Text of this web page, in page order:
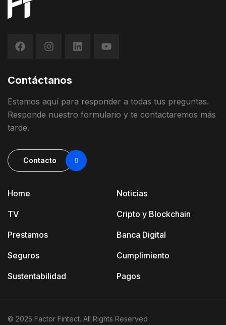
Home
TV
Prestamos
Seguros
Sustentabilidad
Noticias
Cripto y Blockchain
Banca Digital
Cumplimiento
Pagos
Contáctanos
Estamos aquí para responder a todas tus preguntas.
Responde nuestro formulario y te contactaremos más
tarde.
Contacto
© 2025 Factor Fintect. All Rights Reserved